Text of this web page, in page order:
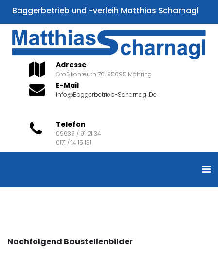
Baggerbetrieb und -verleih Matthias Scharnagl
Adresse
Großkonreuth 70, 95695 Mähring
E-Mail
Info@baggerbetrieb-Scharnagl.de
Telefon
09639 / 91 21 34
0171 / 14 15 131
Nachfolgend Baustellenbilder